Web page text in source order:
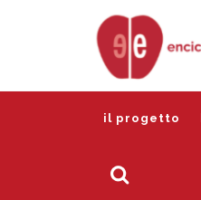
il progetto